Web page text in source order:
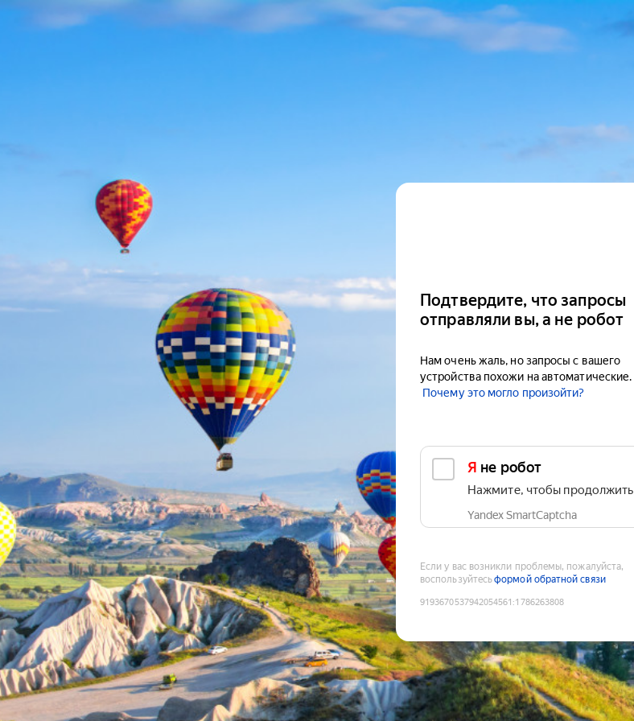
Подтвердите, что запросы
отправляли вы, а не робот
Нам очень жаль, но запросы с вашего
устройства похожи на автоматические.
Почему это могло произойти?
Я не робот
Нажмите, чтобы продолжить
Yandex SmartCaptcha
Если у вас возникли проблемы, пожалуйста,
воспользуйтесьформой обратной связи
9193670537942054561 :1786263808